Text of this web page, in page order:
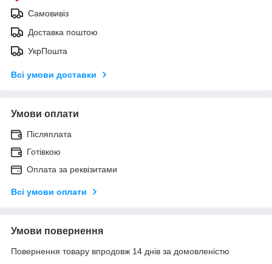
Самовивіз
Доставка поштою
УкрПошта
Всі умови доставки
Умови оплати
Післяплата
Готівкою
Оплата за реквізитами
Всі умови оплати
Умови повернення
Повернення товару впродовж 14 днів за домовленістю